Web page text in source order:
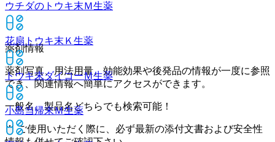
ウチダのトウキ末Ｍ生薬
花扇トウキ末Ｋ 生薬
トウキ末ダイコーＭ生薬
小島当帰末Ｍ生薬
薬剤情報
薬剤写真、用法用量、効能効果や後発品の情報が一度に参照
でき、関連情報へ簡単にアクセスができます。
一般名、製品名どちらでも検索可能！
※ ご使用いただく際に、必ず最新の添付文書および安全性